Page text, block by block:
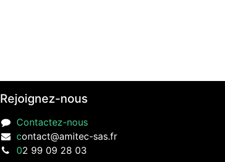
Rejoignez-nous
Contactez-nous
contact@amitec-sas.fr
02 99 09 28 03